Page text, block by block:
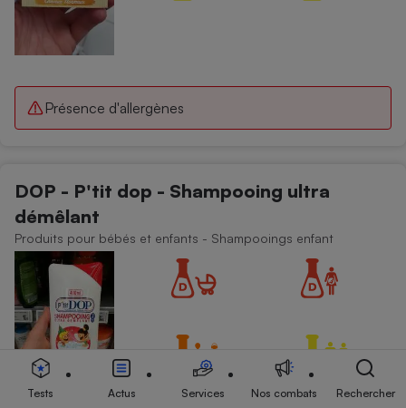
Présence d'allergènes
DOP - P'tit dop - Shampooing ultra
démêlant
Produits pour bébés et enfants - Shampooings enfant
Tests Actus Services Nos combats Rechercher